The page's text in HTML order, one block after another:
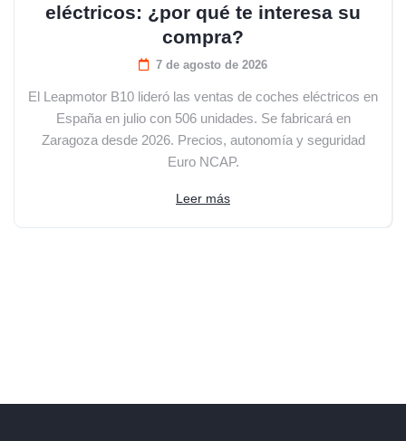
eléctricos: ¿por qué te interesa su
compra?
7 de agosto de 2026
El Leapmotor B10 lideró las ventas de coches eléctricos en
España en julio con 506 unidades. Se fabricará en
Zaragoza desde 2026. Precios, autonomía y seguridad
Euro NCAP.
Leer más